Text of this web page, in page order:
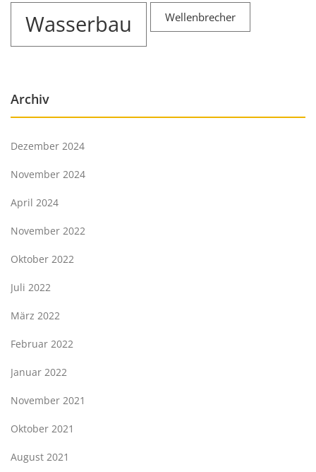
Wasserbau Wellenbrecher
Archiv
Dezember 2024
November 2024
April 2024
November 2022
Oktober 2022
Juli 2022
März 2022
Februar 2022
Januar 2022
November 2021
Oktober 2021
August 2021